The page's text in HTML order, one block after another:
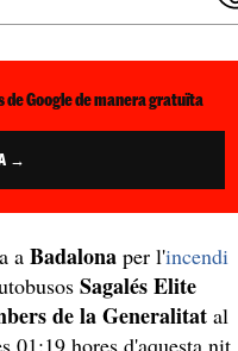
de Google de manera gratuïta
→
aBadalona per l'incendi
Sagalés Elite
de la Generalitat al
01:19 hores d'aquesta nit